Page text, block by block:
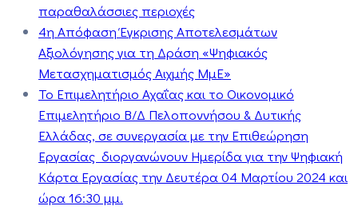
παραθαλάσσιες περιοχές
4η Απόφαση Έγκρισης Αποτελεσμάτων
Αξιολόγησης για τη Δράση «Ψηφιακός
Μετασχηματισμός Αιχμής ΜμΕ»
Το Επιμελητήριο Αχαΐας και το Οικονομικό
Επιμελητήριο Β/Δ Πελοποννήσου & Δυτικής
Ελλάδας, σε συνεργασία με την Επιθεώρηση
Εργασίας διοργανώνουν Ημερίδα για την Ψηφιακή
Κάρτα Εργασίας την Δευτέρα 04 Μαρτίου 2024 και
ώρα 16:30 μμ.